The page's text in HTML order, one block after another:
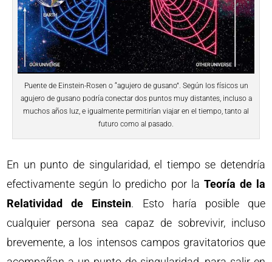
Puente de Einstein-Rosen o “agujero de gusano”. Según los físicos un
agujero de gusano podría conectar dos puntos muy distantes, incluso a
muchos años luz, e igualmente permitirían viajar en el tiempo, tanto al
futuro como al pasado.
En un punto de singularidad, el tiempo se detendría
efectivamente según lo predicho por la Teoría de la
Relatividad de Einstein. Esto haría posible que
cualquier persona sea capaz de sobrevivir, incluso
brevemente, a los intensos campos gravitatorios que